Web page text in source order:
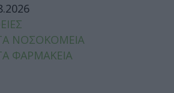
ΝΟΣΟΚΟΜΕΙΑ
ΦΑΡΜΑΚΕΙΑ